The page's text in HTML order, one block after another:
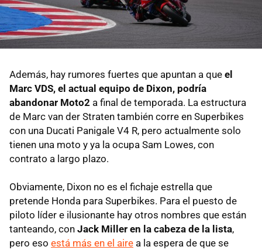
Además, hay rumores fuertes que apuntan a que el
Marc VDS, el actual equipo de Dixon, podría
abandonar Moto2 a final de temporada. La estructura
de Marc van der Straten también corre en Superbikes
con una Ducati Panigale V4 R, pero actualmente solo
tienen una moto y ya la ocupa Sam Lowes, con
contrato a largo plazo.
Obviamente, Dixon no es el fichaje estrella que
pretende Honda para Superbikes. Para el puesto de
piloto líder e ilusionante hay otros nombres que están
tanteando, con Jack Miller en la cabeza de la lista,
pero eso está más en el aire a la espera de que se